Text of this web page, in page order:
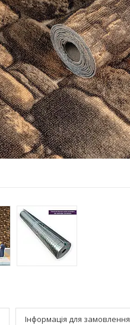
Інформація для замовлення